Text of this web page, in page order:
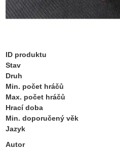
ID produktu
Stav
Druh
Min. počet hráčů
Max. počet hráčů
Hrací doba
Min. doporučený věk
Jazyk
Autor